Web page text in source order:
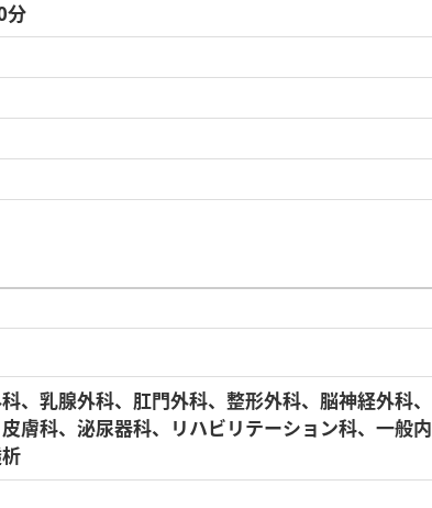
分
、乳腺外科、肛門外科、整形外科、脳神経外科、
膚科、泌尿器科、リハビリテーション科、一般内